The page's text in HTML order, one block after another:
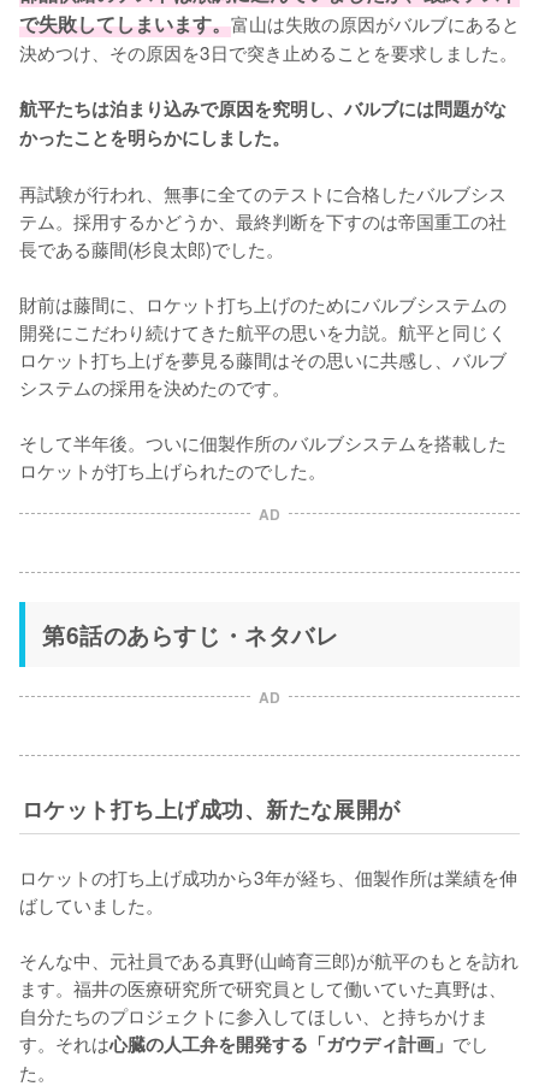
で失敗してしまいます。富山は失敗の原因がバルブにあると
決めつけ、その原因を3日で突き止めることを要求しました。
航平たちは泊まり込みで原因を究明し、バルブには問題がな
かったことを明らかにしました。
再試験が行われ、無事に全てのテストに合格したバルブシス
テム。採用するかどうか、最終判断を下すのは帝国重工の社
長である藤間(杉良太郎)でした。
財前は藤間に、ロケット打ち上げのためにバルブシステムの
開発にこだわり続けてきた航平の思いを力説。航平と同じく
ロケット打ち上げを夢見る藤間はその思いに共感し、バルブ
システムの採用を決めたのです。
そして半年後。ついに佃製作所のバルブシステムを搭載した
ロケットが打ち上げられたのでした。
AD
第6話のあらすじ・ネタバレ
AD
ロケット打ち上げ成功、新たな展開が
ロケットの打ち上げ成功から3年が経ち、佃製作所は業績を伸
ばしていました。
そんな中、元社員である真野(山崎育三郎)が航平のもとを訪れ
ます。福井の医療研究所で研究員として働いていた真野は、
自分たちのプロジェクトに参入してほしい、と持ちかけま
す。それは心臓の人工弁を開発する「ガウディ計画」 でし
た。